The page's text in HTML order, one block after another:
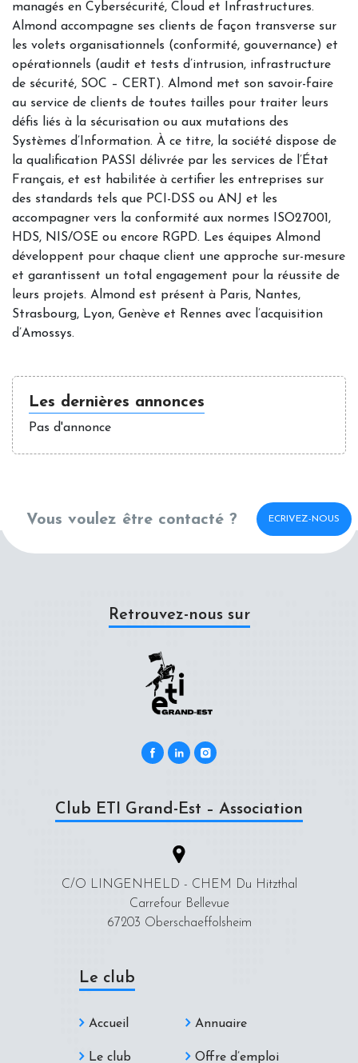
managés en Cybersécurité, Cloud et Infrastructures.
Almond accompagne ses clients de façon transverse sur
les volets organisationnels (conformité, gouvernance) et
opérationnels (audit et tests d’intrusion, infrastructure
de sécurité, SOC – CERT). Almond met son savoir-faire
au service de clients de toutes tailles pour traiter leurs
défis liés à la sécurisation ou aux mutations des
Systèmes d’Information. À ce titre, la société dispose de
la qualification PASSI délivrée par les services de l’État
Français, et est habilitée à certifier les entreprises sur
des standards tels que PCI-DSS ou ANJ et les
accompagner vers la conformité aux normes ISO27001,
HDS, NIS/OSE ou encore RGPD. Les équipes Almond
développent pour chaque client une approche sur-mesure
et garantissent un total engagement pour la réussite de
leurs projets. Almond est présent à Paris, Nantes,
Strasbourg, Lyon, Genève et Rennes avec l’acquisition
d’Amossys.
Les dernières annonces
Pas d'annonce
Vous voulez être contacté ? ECRIVEZ-NOUS
Retrouvez-nous sur
Club ETI Grand-Est – Association
C/O LINGENHELD - CHEM Du Hitzthal
Carrefour Bellevue
67203 Oberschaeffolsheim
Le club
Accueil
Le club
Annuaire
Offre d’emploi